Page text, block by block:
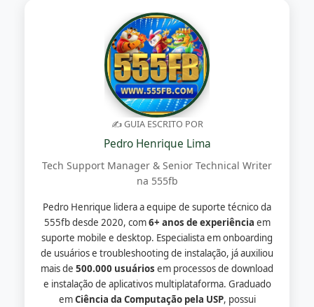
✍️ GUIA ESCRITO POR
Pedro Henrique Lima
Tech Support Manager & Senior Technical Writer
na 555fb
Pedro Henrique lidera a equipe de suporte técnico da
555fb desde 2020, com6+ anos de experiência em
suporte mobile e desktop. Especialista em onboarding
de usuários e troubleshooting de instalação, já auxiliou
mais de 500.000 usuários em processos de download
e instalação de aplicativos multiplataforma. Graduado
emCiência da Computação pela USP, possui